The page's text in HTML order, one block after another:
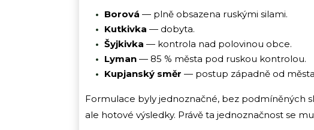
Borová — plně obsazena ruskými silami.
Kutkivka — dobyta.
Šyjkivka — kontrola nad polovinou obce.
Lyman — 85 % města pod ruskou kontrolou.
Kupjanský směr — postup západně od
Formulace byly jednoznačné, bez podmíněných
ale hotové výsledky. Právě ta jednoznačnost se